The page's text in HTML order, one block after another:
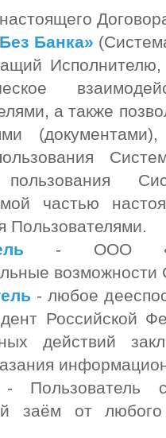
Банка»
а также
частью
Пользователями.
- ООО «Р2Р
- любое
Российской
действий
Пользователь
заём от любого